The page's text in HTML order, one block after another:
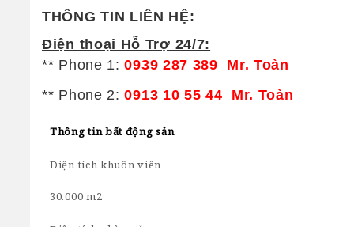
THÔNG TIN LIÊN HỆ:
Điện thoại Hỗ Trợ 24/7:
** Phone 1: 0939 287 389 Mr. Toàn
** Phone 2: 0913 10 55 44 Mr. Toàn
Thông tin bất động sản
Diện tích khuôn viên
30.000 m2